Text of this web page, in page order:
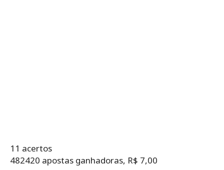
11 acertos
482420 apostas ganhadoras, R$ 7,00